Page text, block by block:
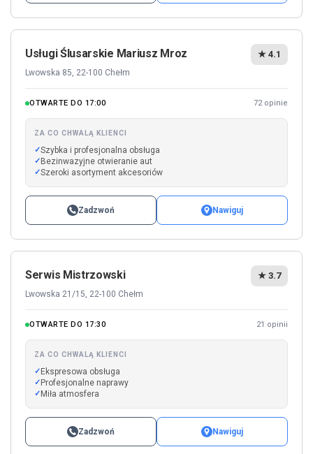
Usługi Ślusarskie Mariusz Mroz
Lwowska 85, 22-100 Chełm
★ 4.1
OTWARTE DO 17:00 72 opinie
ZA CO CHWALĄ KLIENCI
Szybka i profesjonalna obsługa
Bezinwazyjne otwieranie aut
Szeroki asortyment akcesoriów
Zadzwoń Nawiguj
Serwis Mistrzowski
Lwowska 21/15, 22-100 Chełm
★ 3.7
OTWARTE DO 17:30 21 opinii
ZA CO CHWALĄ KLIENCI
Ekspresowa obsługa
Profesjonalne naprawy
Miła atmosfera
Zadzwoń Nawiguj